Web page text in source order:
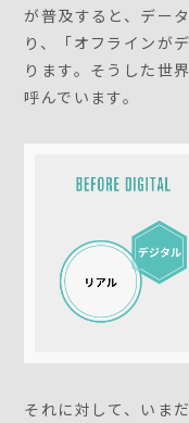
が普及すると、デー
り、「オフラインが
ります。そうした世
呼んでいます。
それに対して、いま